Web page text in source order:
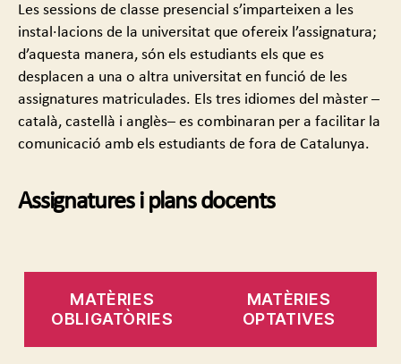
Les sessions de classe presencial s’imparteixen a les
instal·lacions de la universitat que ofereix l’assignatura;
d’aquesta manera, són els estudiants els que es
desplacen a una o altra universitat en funció de les
assignatures matriculades. Els tres idiomes del màster –
català, castellà i anglès– es combinaran per a facilitar la
comunicació amb els estudiants de fora de Catalunya.
Assignatures i plans docents
MATÈRIES
OBLIGATÒRIES
MATÈRIES
OPTATIVES